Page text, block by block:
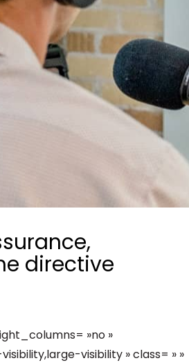
les informations relatives à
EcoVadis.
le rapport
directive
»no »
visibility » class= » »